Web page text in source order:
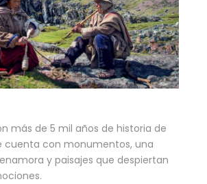
más de 5 mil años de historia de
cuenta con monumentos, una
y paisajes que despiertan